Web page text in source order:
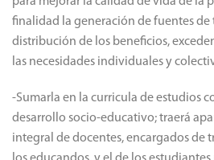
destacó, que el cooperativismo es
para mejorar la calidad de vida de la
finalidad la generación de fuentes de
las necesidades individuales y
-Sumarla en la curricula de estudios
desarrollo socio-educativo; traerá